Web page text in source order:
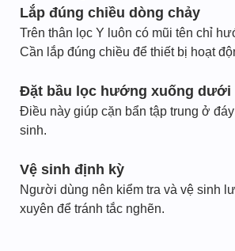
Lắp đúng chiều dòng chảy
Trên thân lọc Y luôn có mũi tên chỉ
Cần lắp đúng chiều để thiết bị hoạt
Đặt bầu lọc hướng xuống dưới
Điều này giúp cặn bẩn tập trung ở
sinh.
Vệ sinh định kỳ
Người dùng nên kiểm tra và vệ sinh
xuyên để tránh tắc nghẽn.